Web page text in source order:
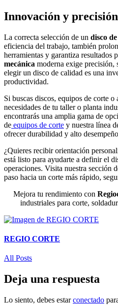
Innovación y
La correcta selección de un disco
eficiencia del trabajo, también
herramientas y garantiza resultados
mecánica moderna exige precisión,
elegir un disco de calidad es una
productividad.
Si buscas discos, equipos de corte o
necesidades de tu taller o planta
encontrarás una amplia gama de
de equipos de corte y nuestra línea
ofrecer durabilidad y alto
¿Quieres recibir orientación
está listo para ayudarte a definir el
operaciones. Visita nuestra sección
paso hacia un corte más rápido,
Mejora tu rendimiento con
industriales para corte,
REGIO CORTE
All Posts
Deja una respuesta
Lo siento, debes estarconectado